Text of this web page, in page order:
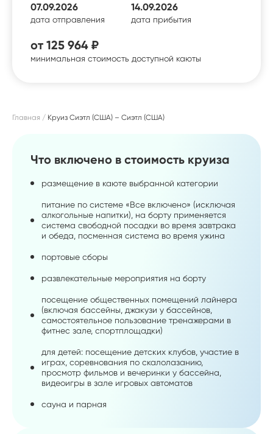
07.09.2026
дата отправления
14.09.2026
дата прибытия
от 125 964 ₽
минимальная стоимость доступной каюты
Главная Круиз Сиэтл (США) – Сиэтл (США)
Что включено в стоимость круиза
размещение в каюте выбранной категории
питание по системе «Все включено» (исключая
алкогольные напитки), на борту применяется
система свободной посадки во время завтрака
и обеда, посменная система во время ужина
портовые сборы
развлекательные мероприятия на борту
посещение общественных помещений лайнера
(включая бассейны, джакузи у бассейнов,
самостоятельное пользование тренажерами в
фитнес зале, спортплощадки)
для детей: посещение детских клубов, участие в
играх, соревнования по скалолазанию,
просмотр фильмов и вечеринки у бассейна,
видеоигры в зале игровых автоматов
сауна и парная